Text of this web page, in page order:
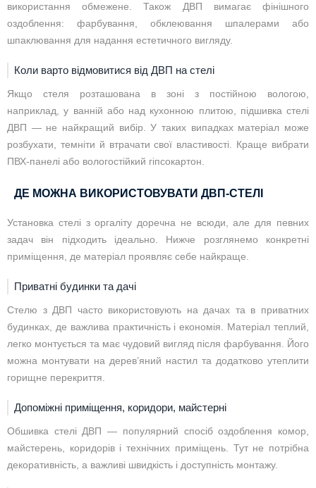
використання обмежене. Також ДВП вимагає фінішного
оздоблення: фарбування, обклеювання шпалерами або
шпаклювання для надання естетичного вигляду.
Коли варто відмовитися від ДВП на стелі
Якщо стеля розташована в зоні з постійною вологою,
наприклад, у ванній або над кухонною плитою, підшивка стелі
ДВП — не найкращий вибір. У таких випадках матеріал може
розбухати, темніти й втрачати свої властивості. Краще вибрати
ПВХ-панелі або вологостійкий гіпсокартон.
ДЕ МОЖНА ВИКОРИСТОВУВАТИ ДВП-СТЕЛІ
Установка стелі з оргаліту доречна не всюди, але для певних
задач він підходить ідеально. Нижче розглянемо конкретні
приміщення, де матеріал проявляє себе найкраще.
Приватні будинки та дачі
Стелю з ДВП часто використовують на дачах та в приватних
будинках, де важлива практичність і економія. Матеріал теплий,
легко монтується та має чудовий вигляд після фарбування. Його
можна монтувати на дерев’яний настил та додатково утеплити
горищне перекриття.
Допоміжні приміщення, коридори, майстерні
Обшивка стелі ДВП — популярний спосіб оздоблення комор,
майстерень, коридорів і технічних приміщень. Тут не потрібна
декоративність, а важливі швидкість і доступність монтажу.